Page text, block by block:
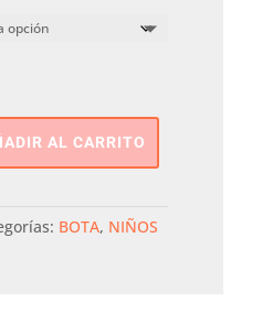
AL CARRITO
BOTA, NIÑOS